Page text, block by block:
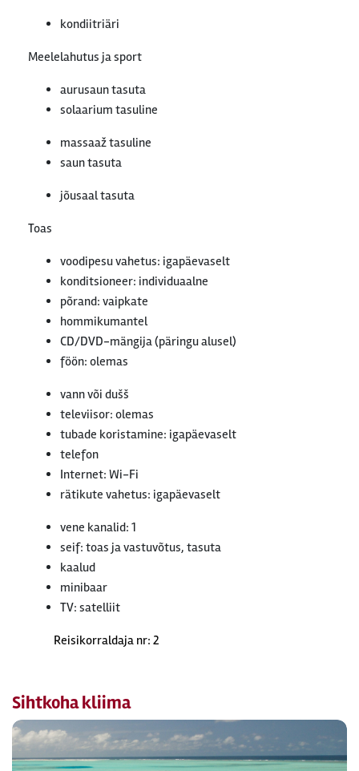
kondiitriäri
Meelelahutus ja sport
aurusaun tasuta
solaarium tasuline
massaaž tasuline
saun tasuta
jõusaal tasuta
Toas
voodipesu vahetus: igapäevaselt
konditsioneer: individuaalne
põrand: vaipkate
hommikumantel
CD/DVD-mängija (päringu alusel)
föön: olemas
vann või dušš
televiisor: olemas
tubade koristamine: igapäevaselt
telefon
Internet: Wi-Fi
rätikute vahetus: igapäevaselt
vene kanalid: 1
seif: toas ja vastuvõtus, tasuta
kaalud
minibaar
TV: satelliit
Reisikorraldaja nr: 2
Sihtkoha kliima